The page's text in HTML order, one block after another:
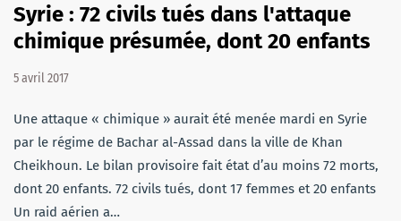
Syrie : 72 civils tués dans l'attaque
chimique présumée, dont 20 enfants
5 avril 2017
Une attaque « chimique » aurait été menée mardi en Syrie
par le régime de Bachar al-Assad dans la ville de Khan
Cheikhoun. Le bilan provisoire fait état d’au moins 72 morts,
dont 20 enfants. 72 civils tués, dont 17 femmes et 20 enfants
Un raid aérien a…